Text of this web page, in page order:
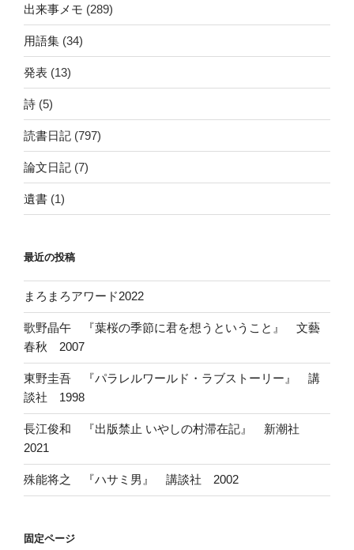
出来事メモ (289)
用語集 (34)
発表 (13)
詩 (5)
読書日記 (797)
論文日記 (7)
遺書 (1)
最近の投稿
まろまろアワード2022
歌野晶午 『葉桜の季節に君を想うということ』 文藝
春秋 2007
東野圭吾 『パラレルワールド・ラブストーリー』 講
談社 1998
長江俊和 『出版禁止 いやしの村滞在記』 新潮社
2021
殊能将之 『ハサミ男』 講談社 2002
固定ページ